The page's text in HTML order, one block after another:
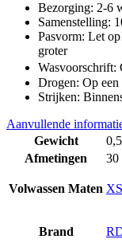
Bezorging: 2-6
Samenstelling:
Pasvorm: Let
groter
Drogen: Op
Strijken:
Aanvullende
Gewicht
Afmetingen
30
Volwassen Maten XS
Brand